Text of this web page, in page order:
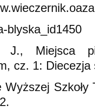
blyska_id1450
J., Miejsca
cz. 1:
Wyższej